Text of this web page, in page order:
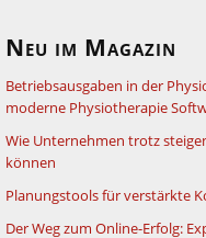
Neu im Magazin
Betriebsausgaben in der
moderne Physiotherapie
Wie Unternehmen trotz
können
Planungstools für verstärkte
Der Weg zum Online-Erfolg: